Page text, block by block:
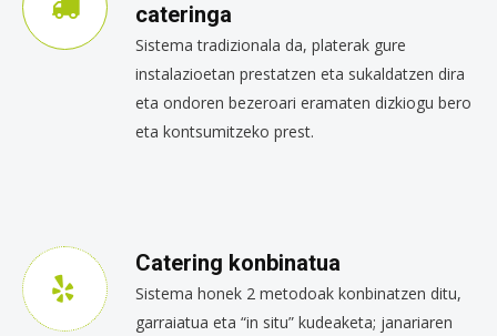
cateringa
Sistema tradizionala da, platerak gure
instalazioetan prestatzen eta sukaldatzen dira
eta ondoren bezeroari eramaten dizkiogu bero
eta kontsumitzeko prest.
Catering konbinatua
Sistema honek 2 metodoak konbinatzen ditu,
garraiatua eta “in situ” kudeaketa; janariaren